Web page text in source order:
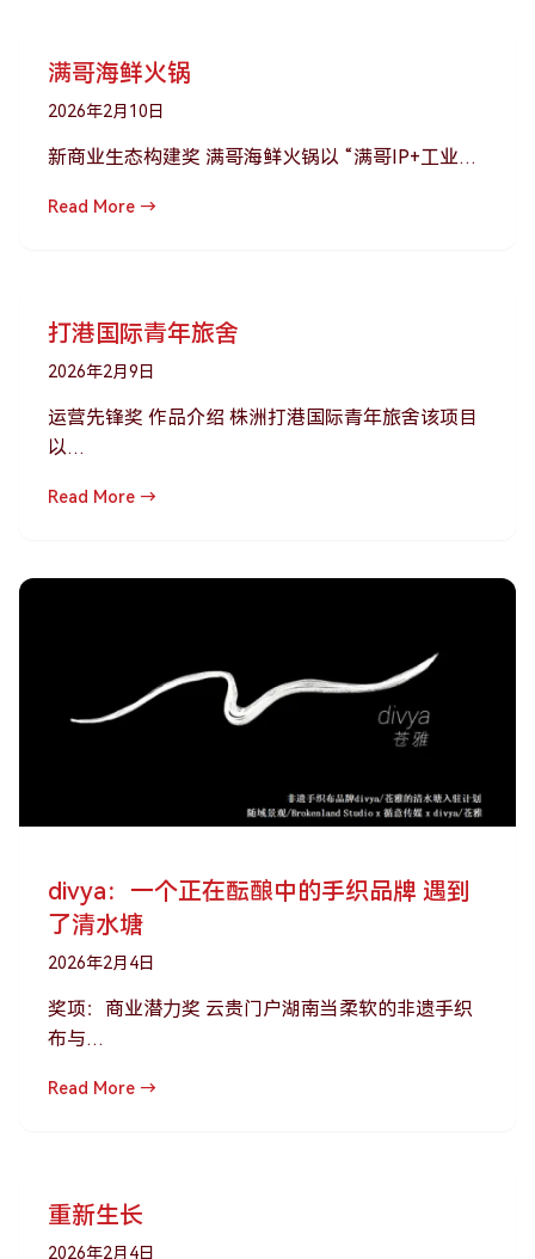
满哥海鲜火锅
2026年2月10日
新商业生态构建奖 满哥海鲜火锅以 “满哥IP+工业…
Read More →
打港国际青年旅舍
2026年2月9日
运营先锋奖 作品介绍 株洲打港国际青年旅舍该项目
以…
Read More →
divya：一个正在酝酿中的手织品牌 遇到
了清水塘
2026年2月4日
奖项：商业潜⼒奖 云贵门户湖南当柔软的非遗手织
布与…
Read More →
重新生长
2026年2月4日